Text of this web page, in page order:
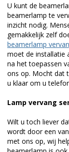
U kunt de
beamerlamp te
inzicht nodig.
gemakkelijk zelf
beamerlamp
moet de installatie
na het toepassen
ons op. Mocht dat
u klaar om u
Lamp vervang
Wilt u toch liever
wordt door een
met ons op, wij